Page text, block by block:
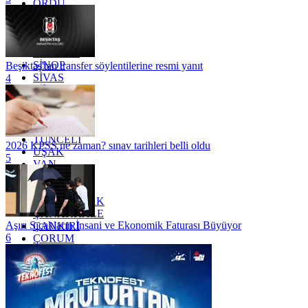
ORDU
OSMANİYE
RİZE
SAKARYA
SİNOP
SİVAS
SİİRT
TEKİRDAĞ
TOKAT
TRABZON
TUNCELİ
UŞAK
VAN
YALOVA
YOZGAT
ZONGULDAK
ÇANAKKALE
ÇANKIRI
ÇORUM
İSTANBUL
İZMİR
ŞANLIURFA
ŞIRNAK
Beşiktaş'tan transfer söylentilerine resmi yanıt
4
2026 KPSS ne zaman? sınav tarihleri belli oldu
5
Aşırı Sıcakların İnsani ve Ekonomik Faturası Büyüyor
6